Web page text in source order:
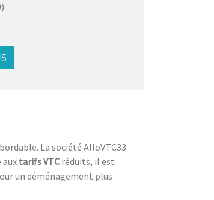
)
La société AlloVTC33
aux tarifs VTC réduits, il est
un déménagement plus